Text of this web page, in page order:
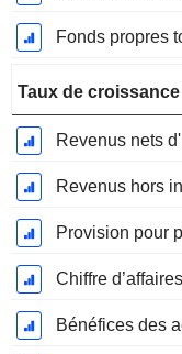
Fonds propres
Taux de
Revenus nets
Revenus hors
Provision pour
Chiffre